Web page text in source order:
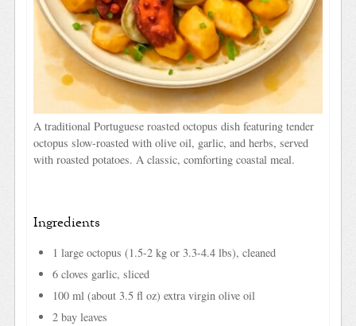
A traditional Portuguese roasted octopus dish featuring tender
octopus slow-roasted with olive oil, garlic, and herbs, served
with roasted potatoes. A classic, comforting coastal meal.
Ingredients
1 large octopus (1.5-2 kg or 3.3-4.4 lbs), cleaned
6 cloves garlic, sliced
100 ml (about 3.5 fl oz) extra virgin olive oil
2 bay leaves